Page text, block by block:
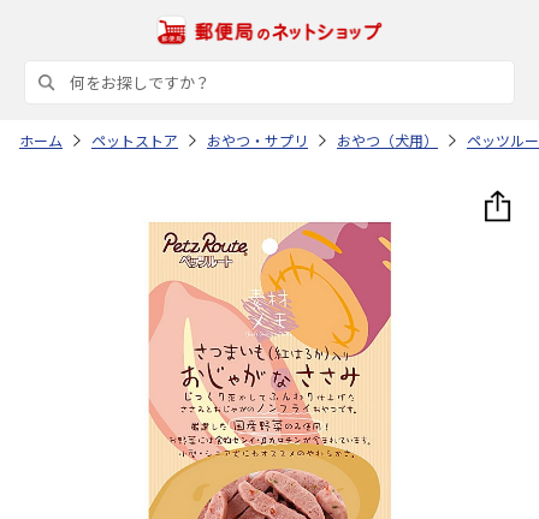
ホーム ペットストア おやつ・サプリ おやつ（犬用） ペッツル